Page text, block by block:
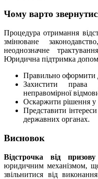
Чому варто
Процедура отримання
змінюване
неоднозначне
Юридична підтримка
Правильно оформити
Захистити права
неправомірної
Оскаржити рішення у
Представити
державних органах.
Висновок
Відстрочка від
юридичним механізмом,
звільнитися від